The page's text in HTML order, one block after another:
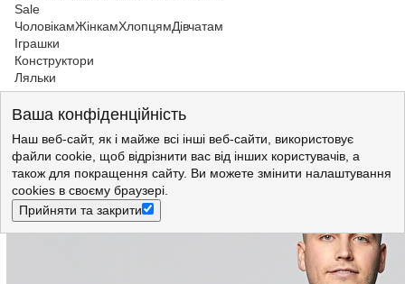
Sale
ЧоловікамЖінкамХлопцямДівчатам
Іграшки
Конструктори
Ляльки
Ваша конфіденційність
Наш веб-сайт, як і майже всі інші веб-сайти, використовує
файли cookie, щоб відрізнити вас від інших користувачів, а
також для покращення сайту. Ви можете змінити налаштування
cookies в своєму браузері.
Прийняти та закрити
Чоловікам>Джинси>Джинси Lee
Джинси LEE Rider Slim Fit (L701YC47) Чорний